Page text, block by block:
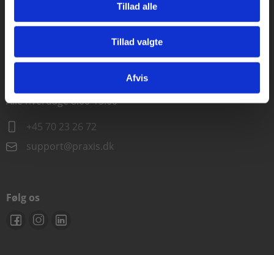
Tillad alle
Tillad valgte
Afvis
+45 70 23 85 87
Kontakt teknisk support
Alle hverdage 8.00-15.00
+45 70 23 26 72
support@praxis.dk
Følg os
Gå til praxisOnline